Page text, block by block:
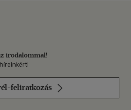
irodalommal!
feliratkozás